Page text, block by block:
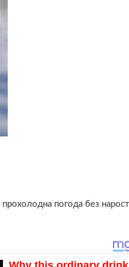
прохолодна погода без